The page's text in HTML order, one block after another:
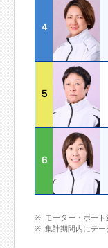
４
５
６
モーター・ボート
集計期間内にデー